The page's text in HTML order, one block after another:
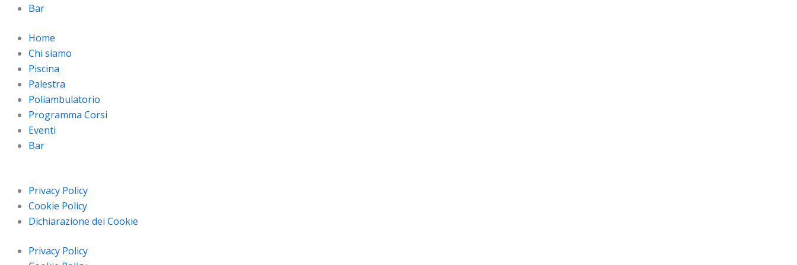
Bar
Home
Chi siamo
Piscina
Palestra
Poliambulatorio
Programma Corsi
Eventi
Bar
Privacy Policy
Cookie Policy
Dichiarazione dei Cookie
Privacy Policy